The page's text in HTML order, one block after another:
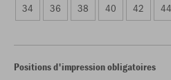
34 36 38 40 42 44
Positions d'impression obligatoires